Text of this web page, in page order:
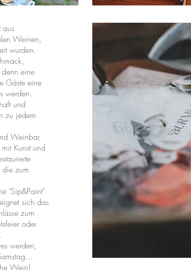
aus
Weinen,
wurden.
eine
Gäste eine
werden.
und
zu jedem
Weinbar,
Kunst und
die zum
"Sip&Paint"
sich das
zum
oder
werden,
Wein!